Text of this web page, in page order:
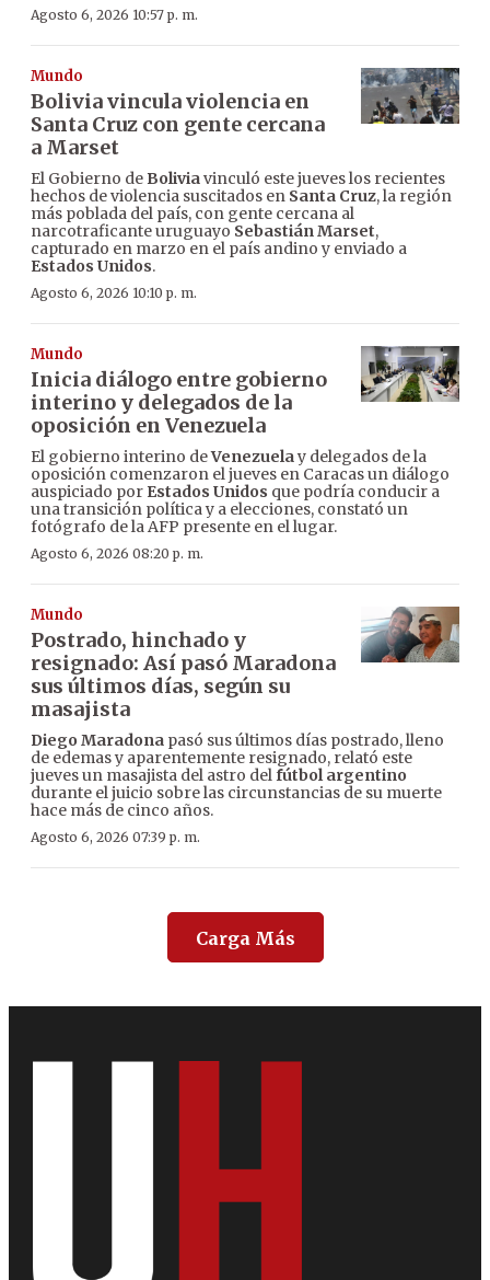
Agosto 6, 2026 10:57 p. m.
Mundo
Bolivia vincula violencia en
Santa Cruz con gente cercana
a Marset
El Gobierno de Boliviavinculó este jueves los recientes
hechos de violencia suscitados en Santa Cruz, la región
más poblada del país, con gente cercana al
narcotraficante uruguayo Sebastián Marset,
capturado en marzo en el país andino y enviado a
Estados Unidos.
Agosto 6, 2026 10:10 p. m.
Mundo
Inicia diálogo entre gobierno
interino y delegados de la
oposición en Venezuela
El gobierno interino deVenezuelay delegados de la
oposición comenzaron el jueves en Caracas un diálogo
auspiciado por Estados Unidos que podría conducir a
una transición política y a elecciones, constató un
fotógrafo de la AFP presente en el lugar.
Agosto 6, 2026 08:20 p. m.
Mundo
Postrado, hinchado y
resignado: Así pasó Maradona
sus últimos días, según su
masajista
Diego Maradona pasó sus últimos días postrado, lleno
de edemas y aparentemente resignado, relató este
jueves un masajista del astro delfútbol argentino
durante el juicio sobre las circunstancias de su muerte
hace más de cinco años.
Agosto 6, 2026 07:39 p. m.
Carga Más